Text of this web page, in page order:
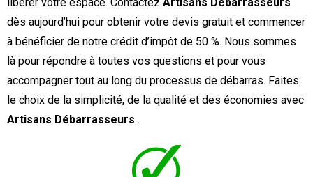
dès aujourd’hui pour obtenir votre devis gratuit et commencer
à bénéficier de notre crédit d’impôt de 50 %. Nous sommes
là pour répondre à toutes vos questions et pour vous
accompagner tout au long du processus de débarras. Faites
le choix de la simplicité, de la qualité et des économies avec
Artisans Débarrasseurs .